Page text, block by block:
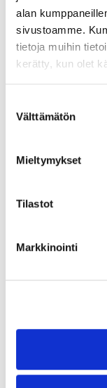
alan
sivustoamme.
tietoja muihin
kerätty, kun olet
valinta
Välttämätön
Mieltymykset
Tilastot
Markkinointi
suositeltavaa
erityisesti silloin,
Projektinhallinta
tehtävien